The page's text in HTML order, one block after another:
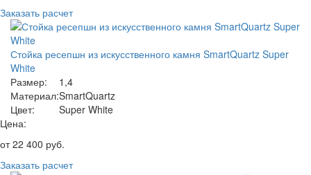
Заказать расчет
Стойка ресепшн из искусственного камня SmartQuartz Super
White
Размер:
1,4
Материал:SmartQuartz
Цвет:
Super White
Цена:
от22 400 руб.
Заказать расчет